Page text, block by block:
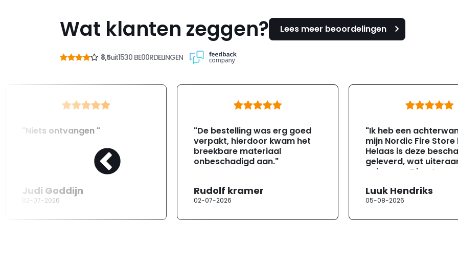
Wat klanten zeggen? Lees meer beoordelingen
8,5uit1530 BE00RDELINGEN
"Niets ontvangen "
Judi Goddijn
02-07-2026
"De bestelling was erg goed
verpakt, hierdoor kwam het
breekbare materiaal
onbeschadigd aan."
Rudolf kramer
02-07-2026
"Ik heb een
mijn Nordic Fire
Helaas is deze
geleverd, wat
gebeuren. Direct na
opgenomen met de
klantenservice. Helaas
erg moeizaam;
Luuk Hendriks
05-08-2026